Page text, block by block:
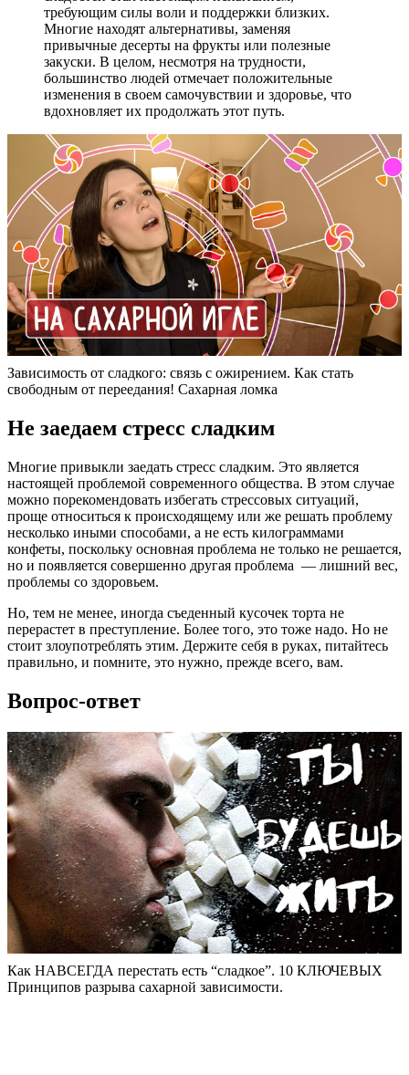
требующим силы воли и поддержки близких.
Многие находят альтернативы, заменяя
привычные десерты на фрукты или полезные
закуски. В целом, несмотря на трудности,
большинство людей отмечает положительные
изменения в своем самочувствии и здоровье, что
вдохновляет их продолжать этот путь.
Зависимость от сладкого: связь с ожирением. Как стать
свободным от переедания! Сахарная ломка
Не заедаем стресс сладким
Многие привыкли заедать стресс сладким. Это является
настоящей проблемой современного общества. В этом случае
можно порекомендовать избегать стрессовых ситуаций,
проще относиться к происходящему или же решать проблему
несколько иными способами, а не есть килограммами
конфеты, поскольку основная проблема не только не решается,
но и появляется совершенно другая проблема — лишний вес,
проблемы со здоровьем.
Но, тем не менее, иногда съеденный кусочек торта не
перерастет в преступление. Более того, это тоже надо. Но не
стоит злоупотреблять этим. Держите себя в руках, питайтесь
правильно, и помните, это нужно, прежде всего, вам.
Вопрос-ответ
Как НАВСЕГДА перестать есть “сладкое”. 10 КЛЮЧЕВЫХ
Принципов разрыва сахарной зависимости.